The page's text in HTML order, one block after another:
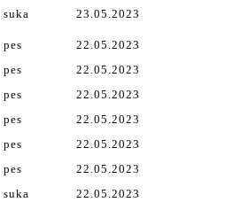
suka 23.05.2023
pes 22.05.2023
pes 22.05.2023
pes 22.05.2023
pes 22.05.2023
pes 22.05.2023
pes 22.05.2023
suka 22.05.2023